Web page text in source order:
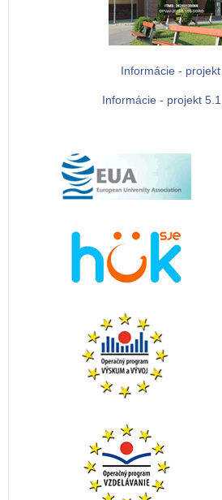
Informácie - projekt
Informácie - projekt